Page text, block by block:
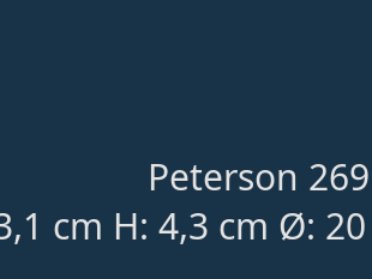
Peterson
cm H: 4,3 cm Ø: